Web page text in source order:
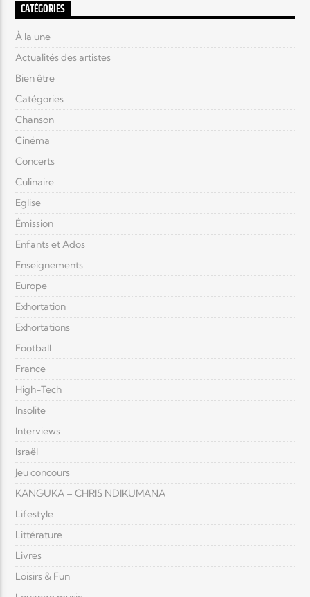
CATÉGORIES
À la une
Actualités des artistes
Bien être
Catégories
Chanson
Cinéma
Concerts
Culinaire
Eglise
Émission
Enfants et Ados
Enseignements
Europe
Exhortation
Exhortations
Football
France
High-Tech
Insolite
Interviews
Israël
Jeu concours
KANGUKA – CHRIS NDIKUMANA
Lifestyle
Littérature
Livres
Loisirs & Fun